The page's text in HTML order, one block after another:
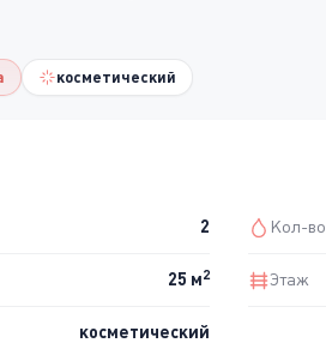
косметический
2 Кол-во
25 м2 Этаж
косметический